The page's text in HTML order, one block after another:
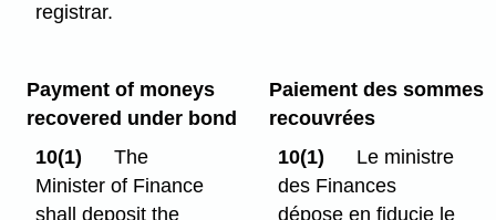
registrar.
Payment of moneys
recovered under bond
10(1)
The
Minister of Finance
shall deposit the
Paiement des sommes
recouvrées
10(1)
Le ministre
des Finances
dépose en fiducie le